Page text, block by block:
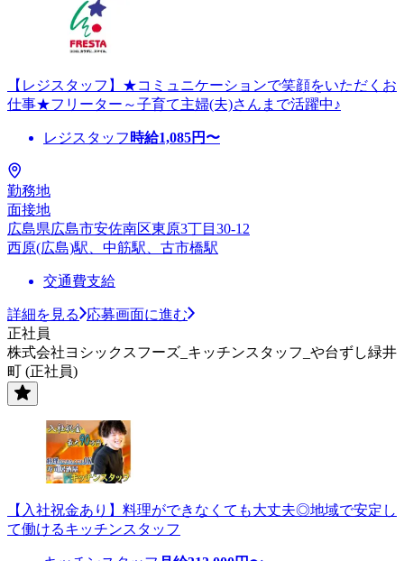
【レジスタッフ】★コミュニケーションで笑顔をいただくお
仕事★フリーター～子育て主婦(夫)さんまで活躍中♪
レジスタッフ 時給1,085円〜
勤務地
面接地
広島県広島市安佐南区東原3丁目30-12
西原(広島)駅、中筋駅、古市橋駅
交通費支給
詳細を見る
応募画面に進む
正社員
株式会社ヨシックスフーズ_キッチンスタッフ_や台ずし緑井
町 (正社員)
【入社祝金あり】料理ができなくても大丈夫◎地域で安定し
て働けるキッチンスタッフ